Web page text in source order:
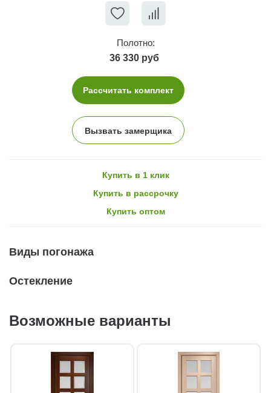
Полотно:
36 330 руб
Рассчитать комплект
Вызвать замерщика
Купить в 1 клик
Купить в рассрочку
Купить оптом
Виды погонажа
Остекление
Возможные варианты